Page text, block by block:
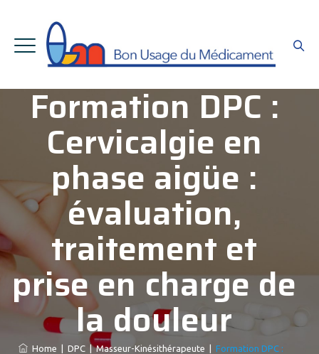
Formation DPC :
Cervicalgie en
phase aigüe :
évaluation,
traitement et
prise en charge de
la douleur
Home DPC|Masseur-Kinésithérapeute
Formation DPC :